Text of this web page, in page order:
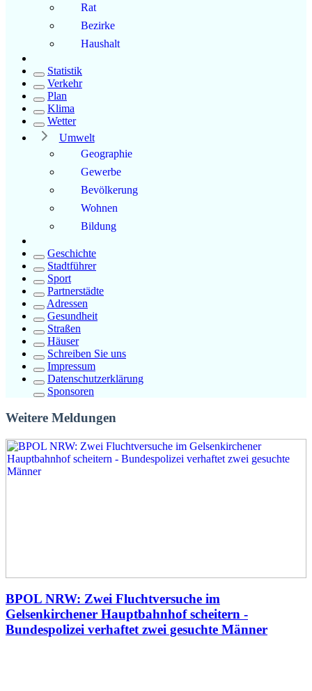
Rat
Bezirke
Haushalt
Statistik
Verkehr
Plan
Klima
Wetter
Umwelt
Geographie
Gewerbe
Bevölkerung
Wohnen
Bildung
Geschichte
Stadtführer
Sport
Partnerstädte
Adressen
Gesundheit
Straßen
Häuser
Schreiben Sie uns
Impressum
Datenschutzerklärung
Sponsoren
Weitere Meldungen
BPOL NRW: Zwei Fluchtversuche im
Gelsenkirchener Hauptbahnhof scheitern -
Bundespolizei verhaftet zwei gesuchte Männer